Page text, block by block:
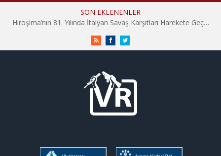
SON EKLENENLER
Hiroşima’nın 81. Yılında İtalyan Savaş Karşıtları Harekete Geçti: “Hatırlamak yeterli değil”
RSS FacebookTwitter